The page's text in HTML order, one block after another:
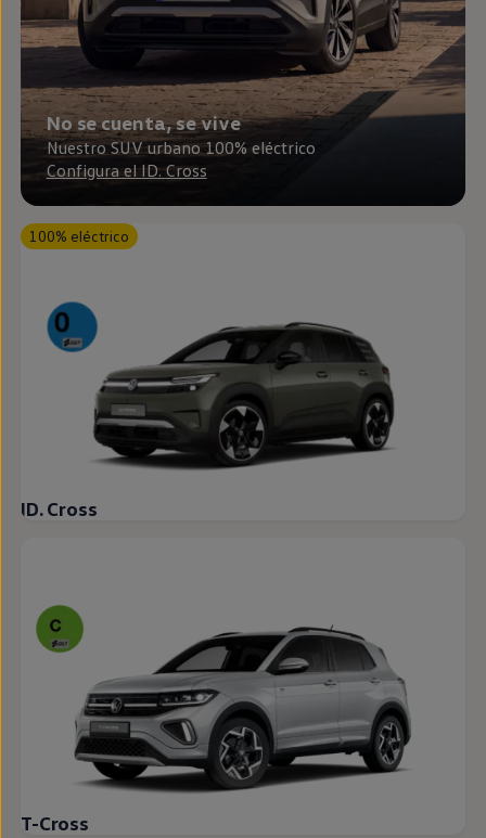
Passat
Touareg
t-roc-1
Asistencia en carretera
No se cuenta, se vive
Nuestro SUV urbano 100% eléctrico
Configura el ID. Cross
100% eléctrico
ID. Cross
T-Cross